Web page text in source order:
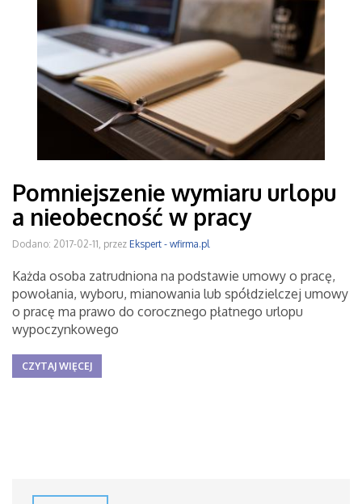
Pomniejszenie wymiaru urlopu
a nieobecność w pracy
Dodano: 2017-02-11, przez Ekspert - wfirma.pl
Każda osoba zatrudniona na podstawie umowy o pracę,
powołania, wyboru, mianowania lub spółdzielczej umowy
o pracę ma prawo do corocznego płatnego urlopu
wypoczynkowego
CZYTAJ WIĘCEJ